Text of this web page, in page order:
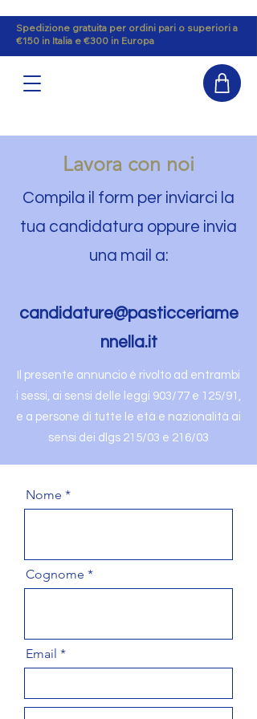
Spedizione gratuita per ordini pari o superiori a
€150 in Italia e €300 in Europa
Lavora con noi
Compila il form per inviarci la
tua candidatura oppure invia
una mail a:
candidature@pasticceriame
nnella.it
Il presente annuncio è rivolto ad entrambi
i sessi, ai sensi delle leggi 903/77 e 125/91,
e a persone di tutte le età e nazionalità ai
sensi dei dlgs 215/03 e 216/03
Nome
Cognome
Email